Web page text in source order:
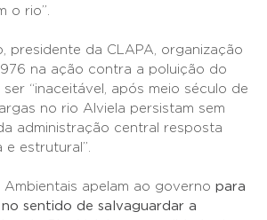
o rio”.
presidente da CLAPA, organização
na ação contra a poluição do
ser “inaceitável, após meio século de
no rio Alviela persistam sem
administração central resposta
e estrutural”.
apelam ao governo para
sentido de salvaguardar a